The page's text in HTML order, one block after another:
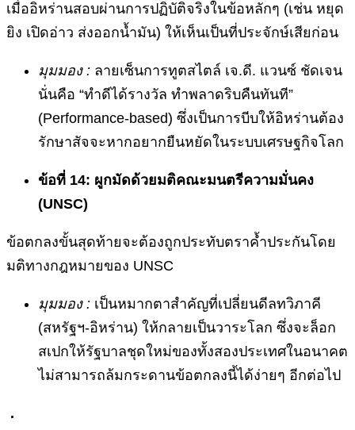
เมื่ออิหร่านสอบผ่านการปฏิบัติจริงในข้อหลักๆ (เช่น หยุด
ยิง เปิดอ่าว ส่งออกน้ำมัน) ให้เห็นเป็นที่ประจักษ์เสียก่อน
มุมมอง : ลายเซ็นการทูตสไตล์ เจ.ดี. แวนซ์ ชัดเจน
นั่นคือ “ทำดีได้รางวัล ทำพลาดริบคืนทันที”
(Performance-based) ซึ่งเป็นการบีบให้อิหร่านต้อง
รักษาสัจจะหากอยากยืนหยัดในระบบเศรษฐกิจโลก
ข้อที่ 14: ผูกมัดด้วยมติคณะมนตรีความมั่นคง
(UNSC)
ข้อตกลงขั้นสุดท้ายจะต้องถูกประทับตราค้ำประกันโดย
มติทางกฎหมายของ UNSC
มุมมอง : เป็นหมากตาสำคัญที่เปลี่ยนดีลทวิภาคี
(สหรัฐฯ-อิหร่าน) ให้กลายเป็นวาระโลก ซึ่งจะล็อก
สเปกให้รัฐบาลชุดใหม่ของทั้งสองประเทศในอนาคต
ไม่สามารถล้มกระดานข้อตกลงนี้ได้ง่ายๆ อีกต่อไป
.